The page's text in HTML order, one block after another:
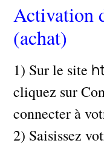
Activation
(achat)
1) Sur le site
cliquez sur
connecter à
2) Saisissez